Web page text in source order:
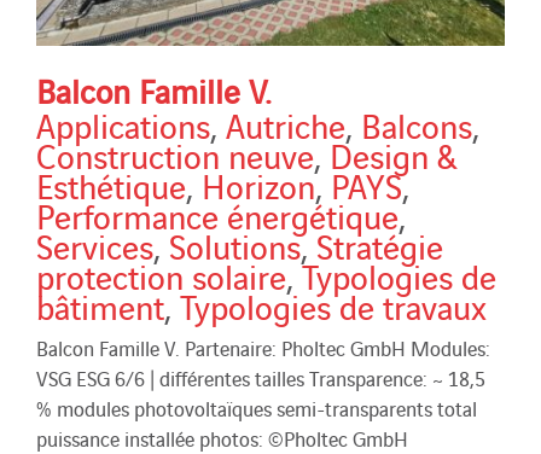
Balcon Famille V.
Applications, Autriche, Balcons,
Construction neuve,Design &
Esthétique,Horizon, PAYS,
Performance énergétique,
Services,Solutions,Stratégie
protection solaire,Typologies de
bâtiment,Typologies de travaux
Balcon Famille V. Partenaire: Pholtec GmbH Modules:
VSG ESG 6/6 | différentes tailles Transparence: ~ 18,5
% modules photovoltaïques semi-transparents total
puissance installée photos: ©Pholtec GmbH